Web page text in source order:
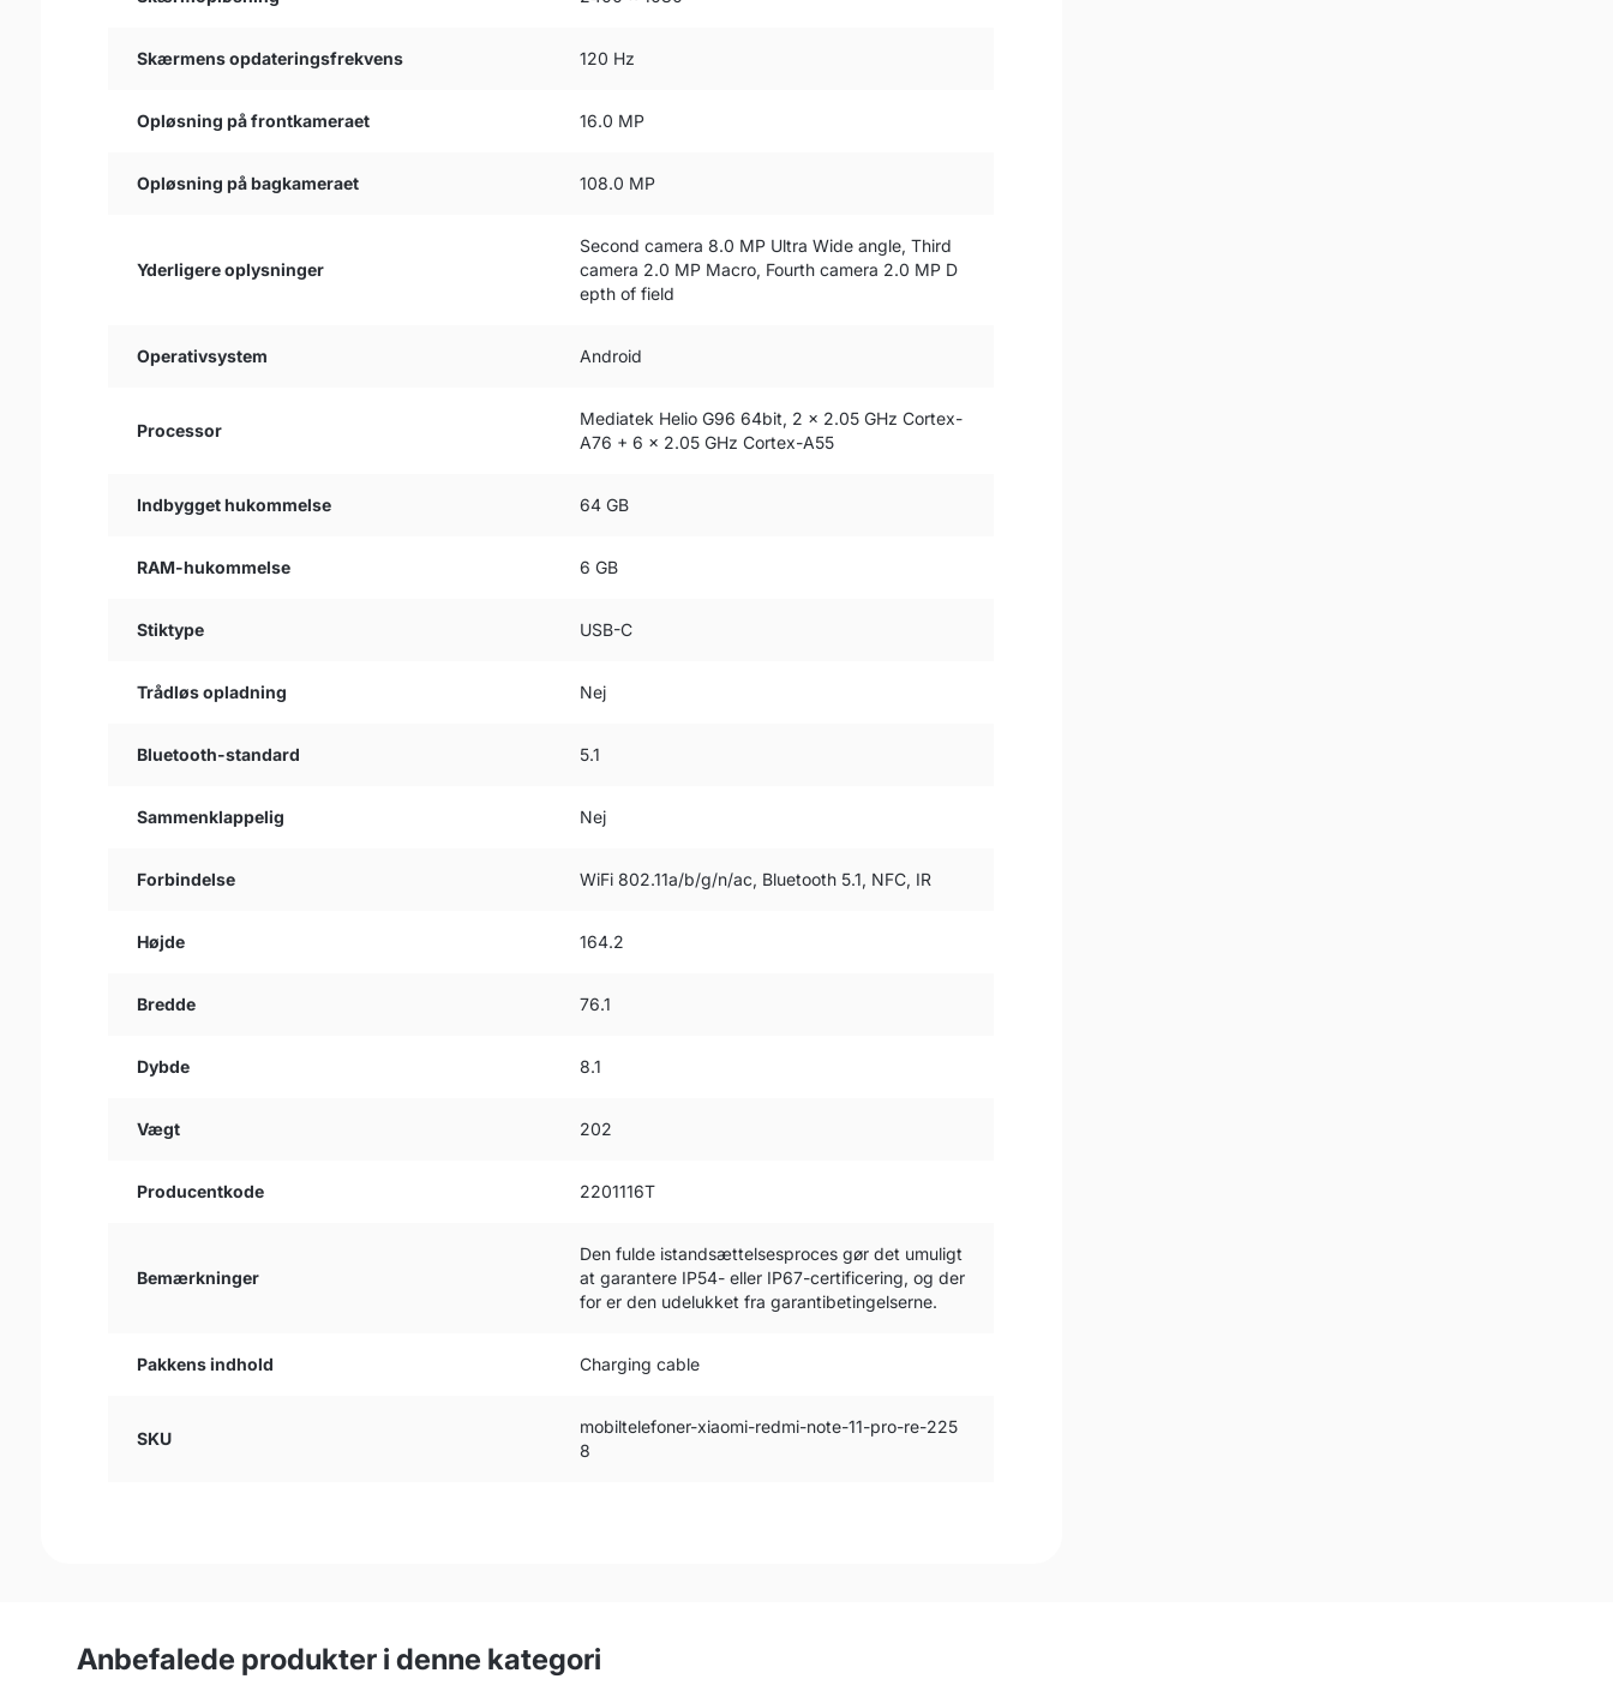
Skærmens opdateringsfrekvens 120 Hz
Opløsning på frontkameraet 16.0 MP
Opløsning på bagkameraet 108.0 MP
Yderligere oplysninger
Second camera 8.0 MP Ultra Wide angle, Third
camera 2.0 MP Macro, Fourth camera 2.0 MP D
epth of field
Operativsystem Android
Processor
Mediatek Helio G96 64bit, 2 x 2.05 GHz Cortex-
A76 + 6 x 2.05 GHz Cortex-A55
Indbygget hukommelse 64 GB
RAM-hukommelse 6 GB
Stiktype USB-C
Trådløs opladning Nej
Bluetooth-standard 5.1
Sammenklappelig Nej
Forbindelse WiFi 802.11a/b/g/n/ac, Bluetooth 5.1, NFC, IR
Højde 164.2
Bredde 76.1
Dybde 8.1
Vægt 202
Producentkode 2201116T
Bemærkninger
Den fulde istandsættelsesproces gør det umuligt
at garantere IP54- eller IP67-certificering, og der
for er den udelukket fra garantibetingelserne.
Pakkens indhold Charging cable
SKU
mobiltelefoner-xiaomi-redmi-note-11-pro-re-225
8
Anbefalede produkter i denne kategori